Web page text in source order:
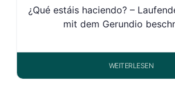
¿Qué estáis haciendo? –
mit dem Gerundio
WEITERLESEN